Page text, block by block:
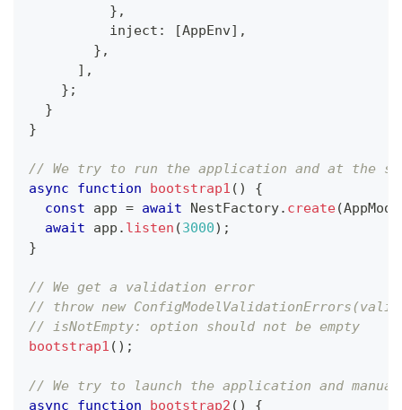
} ,
          inject
: [AppEnv] ,
} ,
] ,
} ;
}
}
// We try to run the application and at the
async
function bootstrap1 ( )
{
const app = await NestFactory. create(
await app . listen (3000) ;
}
// We get a validation error
// throw new
// isNotEmpty: option should not be empty
bootstrap1 ( ) ;
// We try to launch the application and
async
function bootstrap2 ( )
{